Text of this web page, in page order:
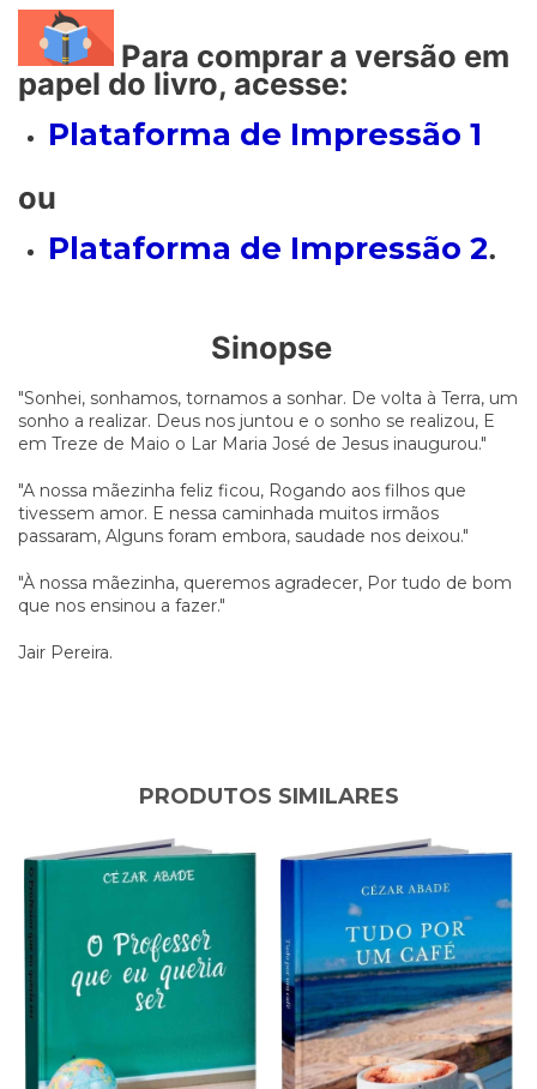
Para comprar a versão em
papel do livro, acesse:
Plataforma de Impressão 1
ou
Plataforma de Impressão 2.
Sinopse
"Sonhei, sonhamos, tornamos a sonhar. De volta à Terra, um
sonho a realizar. Deus nos juntou e o sonho se realizou, E
em Treze de Maio o Lar Maria José de Jesus inaugurou."
"A nossa mãezinha feliz ficou, Rogando aos filhos que
tivessem amor. E nessa caminhada muitos irmãos
passaram, Alguns foram embora, saudade nos deixou."
"À nossa mãezinha, queremos agradecer, Por tudo de bom
que nos ensinou a fazer."
Jair Pereira.
PRODUTOS SIMILARES